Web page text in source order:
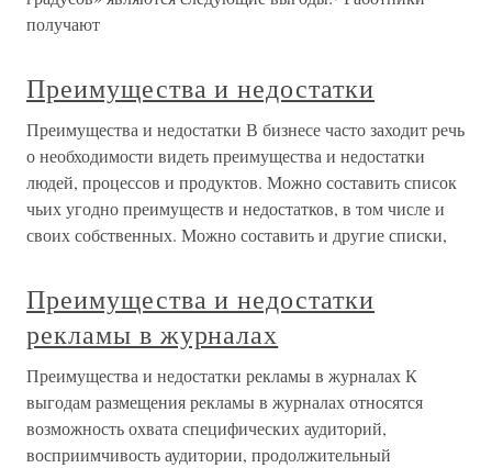
получают
Преимущества и недостатки
Преимущества и недостатки В бизнесе часто заходит речь
о необходимости видеть преимущества и недостатки
людей, процессов и продуктов. Можно составить список
чьих угодно преимуществ и недостатков, в том числе и
своих собственных. Можно составить и другие списки,
Преимущества и недостатки
рекламы в журналах
Преимущества и недостатки рекламы в журналах К
выгодам размещения рекламы в журналах относятся
возможность охвата специфических аудиторий,
восприимчивость аудитории, продолжительный